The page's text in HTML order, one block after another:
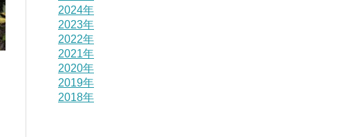
2024年
2023年
2022年
2021年
2020年
2019年
2018年